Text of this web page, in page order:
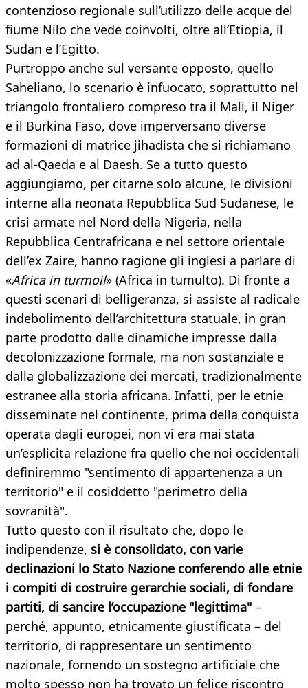
contenzioso regionale sull’utilizzo delle acque del
fiume Nilo che vede coinvolti, oltre all’Etiopia, il
Sudan e l’Egitto.
Purtroppo anche sul versante opposto, quello
Saheliano, lo scenario è infuocato, soprattutto nel
triangolo frontaliero compreso tra il Mali, il Niger
e il Burkina Faso, dove imperversano diverse
formazioni di matrice jihadista che si richiamano
ad al-Qaeda e al Daesh. Se a tutto questo
aggiungiamo, per citarne solo alcune, le divisioni
interne alla neonata Repubblica Sud Sudanese, le
crisi armate nel Nord della Nigeria, nella
Repubblica Centrafricana e nel settore orientale
dell’ex Zaire, hanno ragione gli inglesi a parlare di
«Africa in turmoil» (Africa in tumulto). Di fronte a
questi scenari di belligeranza, si assiste al radicale
indebolimento dell’architettura statuale, in gran
parte prodotto dalle dinamiche impresse dalla
decolonizzazione formale, ma non sostanziale e
dalla globalizzazione dei mercati, tradizionalmente
estranee alla storia africana. Infatti, per le etnie
disseminate nel continente, prima della conquista
operata dagli europei, non vi era mai stata
un’esplicita relazione fra quello che noi occidentali
definiremmo "sentimento di appartenenza a un
territorio" e il cosiddetto "perimetro della
sovranità".
Tutto questo con il risultato che, dopo le
indipendenze, si è consolidato, con varie
declinazioni lo Stato Nazione conferendo alle etnie
i compiti di costruire gerarchie sociali, di fondare
partiti, di sancire l’occupazione "legittima" –
perché, appunto, etnicamente giustificata – del
territorio, di rappresentare un sentimento
nazionale, fornendo un sostegno artificiale che
molto spesso non ha trovato un felice riscontro